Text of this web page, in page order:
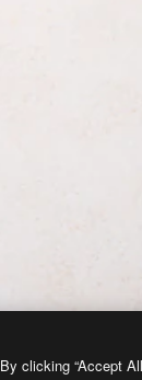
By clicking “Accept